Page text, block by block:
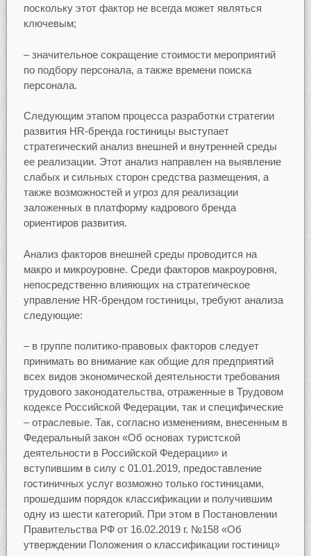
поскольку этот фактор не всегда может являться
ключевым;
– значительное сокращение стоимости мероприятий
по подбору персонала, а также времени поиска
персонала.
Следующим этапом процесса разработки стратегии
развития HR-бренда гостиницы выступает
стратегический анализ внешней и внутренней среды
ее реализации. Этот анализ направлен на выявление
слабых и сильных сторон средства размещения, а
также возможностей и угроз для реализации
заложенных в платформу кадрового бренда
ориентиров развития.
Анализ факторов внешней среды проводится на
макро и микроуровне. Среди факторов макроуровня,
непосредственно влияющих на стратегическое
управление HR-брендом гостиницы, требуют анализа
следующие:
– в группе политико-правовых факторов следует
принимать во внимание как общие для предприятий
всех видов экономической деятельности требования
трудового законодательства, отраженные в Трудовом
кодексе Российской Федерации, так и специфические
– отраслевые. Так, согласно изменениям, внесенным в
Федеральный закон «Об основах туристской
деятельности в Российской Федерации» и
вступившим в силу с 01.01.2019, предоставление
гостиничных услуг возможно только гостиницами,
прошедшим порядок классификации и получившим
одну из шести категорий. При этом в Постановлении
Правительства РФ от 16.02.2019 г. №158 «Об
утверждении Положения о классификации гостиниц»